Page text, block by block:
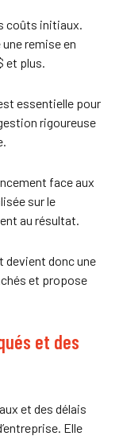
coûts initiaux.
remise en
et plus.
essentielle pour
rigoureuse
face aux
sur le
au résultat.
devient donc une
et propose
et des
et des délais
Elle